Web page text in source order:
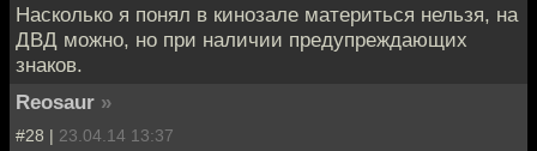
Насколько я понял в кинозале материться нельзя, на
ДВД можно, но при наличии предупреждающих
знаков.
Reosaur »
#28 | 23.04.14 13:37